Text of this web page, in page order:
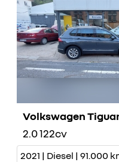
Volkswagen
2.0 122cv
2021 | Diesel | 91.000